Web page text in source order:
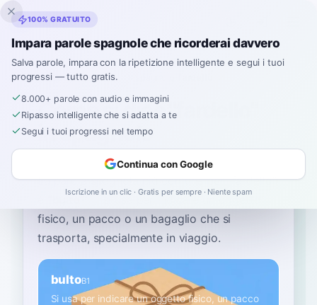
Inklingo
Home› Spagnolo›Italian
Come si dice "fardello"
in spagnolo
La parola spagnola più comune per“fardello”
si usa per indicare un oggetto
fisico, un pacco o un bagaglio che si
trasporta, specialmente in viaggio.
bultoB1
Si usa per indicare un oggetto fisico, un pacco
100% GRATUITO
Impara parole spagnole che ricorderai davvero
Salva parole, impara con la ripetizione intelligente e segui i tuoi
progressi — tutto gratis.
8.000+ parole con audio e immagini
Ripasso intelligente che si adatta a te
Segui i tuoi progressi nel tempo
Continua con Google
Iscrizione in un clic · Gratis per sempre · Niente spam